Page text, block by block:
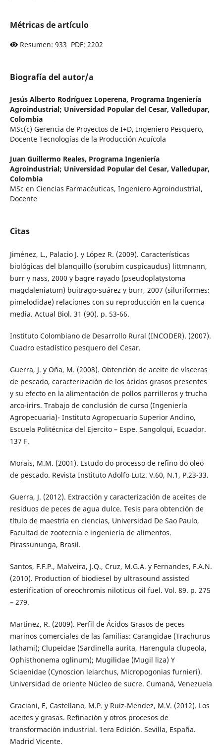
Métricas de artículo
Resumen: 933 PDF: 2202
Biografía del autor/a
Jesús Alberto Rodríguez Loperena, Programa Ingeniería
Agroindustrial; Universidad Popular del Cesar, Valledupar,
Colombia
MSc(c) Gerencia de Proyectos de I+D, Ingeniero Pesquero,
Docente Tecnologías de la Producción Acuícola
Juan Guillermo Reales, Programa Ingeniería
Agroindustrial; Universidad Popular del Cesar, Valledupar,
Colombia
MSc en Ciencias Farmacéuticas, Ingeniero Agroindustrial,
Docente
Citas
Jiménez, L., Palacio J. y López R. (2009). Características
biológicas del blanquillo (sorubim cuspicaudus) littmnann,
burr y nass, 2000 y bagre rayado (pseudoplatystoma
magdaleniatum) buitrago-suárez y burr, 2007 (siluriformes:
pimelodidae) relaciones con su reproducción en la cuenca
media. Actual Biol. 31 (90). p. 53-66.
Instituto Colombiano de Desarrollo Rural (INCODER). (2007).
Cuadro estadístico pesquero del Cesar.
Guerra, J. y Oña, M. (2008). Obtención de aceite de vísceras
de pescado, caracterización de los ácidos grasos presentes
y su efecto en la alimentación de pollos parrilleros y trucha
arco-irirs. Trabajo de conclusión de curso (Ingeniería
Agropecuaria)- Instituto Agropecuario Superior Andino,
Escuela Politécnica del Ejercito – Espe. Sangolqui, Ecuador.
137 F.
Morais, M.M. (2001). Estudo do processo de refino do oleo
de pescado. Revista Instituto Adolfo Lutz. V.60, N.1, P.23-33.
Guerra, J. (2012). Extracción y caracterización de aceites de
residuos de peces de agua dulce. Tesis para obtención de
título de maestría en ciencias, Universidad De Sao Paulo,
Facultad de zootecnia e ingeniería de alimentos.
Pirassununga, Brasil.
Santos, F.F.P., Malveira, J.Q., Cruz, M.G.A. y Fernandes, F.A.N.
(2010). Production of biodiesel by ultrasound assisted
esterification of oreochromis niloticus oil fuel. Vol. 89. p. 275
– 279.
Martinez, R. (2009). Perfil de Ácidos Grasos de peces
marinos comerciales de las familias: Carangidae (Trachurus
lathami); Clupeidae (Sardinella aurita, Harengula clupeola,
Ophisthonema oglinum); Mugilidae (Mugil liza) Y
Sciaenidae (Cynoscion leiarchus, Micropogonias furnieri).
Universidad de oriente Núcleo de sucre. Cumaná, Venezuela
Graciani, E, Castellano, M.P. y Ruiz-Mendez, M.V. (2012). Los
aceites y grasas. Refinación y otros procesos de
transformación industrial. 1era Edición. Sevilla, España.
Madrid Vicente.